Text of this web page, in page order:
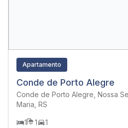
Apartamento
Conde de Porto Alegre
Conde de Porto Alegre, Nossa
Maria, RS
1 1 1